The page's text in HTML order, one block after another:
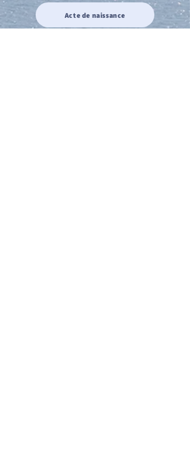
Acte de naissance